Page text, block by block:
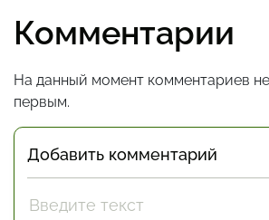
Комментарии
На данный момент комментариев
первым.
Добавить комментарий